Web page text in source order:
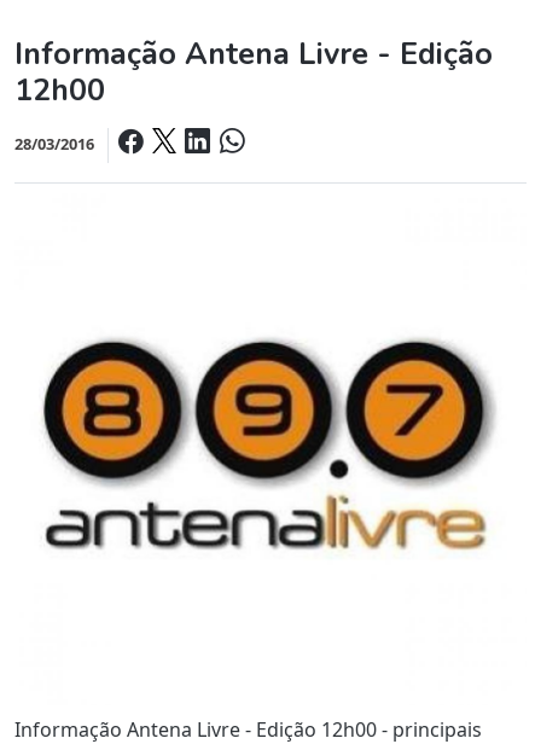
Informação Antena Livre - Edição
12h00
28/03/2016
Informação Antena Livre - Edição 12h00 - principais